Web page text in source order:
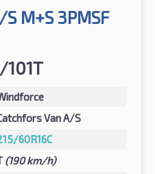
M+S 3PMSF
101T
Van A/S
60R16C
(190 km/h)